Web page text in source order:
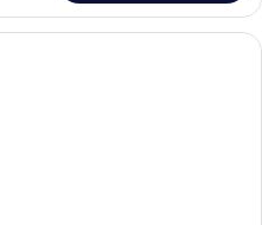
Cosy Double with Window | Odada